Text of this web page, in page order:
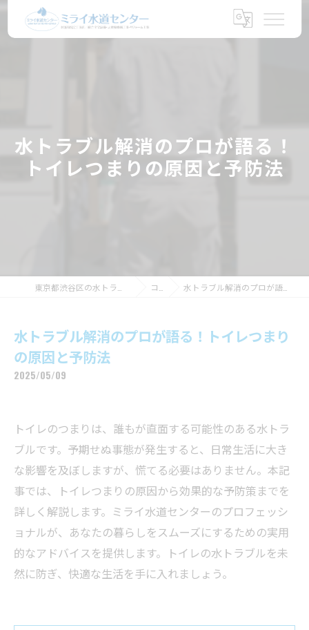
水トラブル解消のプロが語る！
トイレつまりの原因と予防法
コラム 水トラブル解消のプロが語る！トイレつまりの原因と予防法
水トラブル解消のプロが語る！トイレつまり
の原因と予防法
2025/05/09
トイレのつまりは、誰もが直面する可能性のある水トラ
ブルです。予期せぬ事態が発生すると、日常生活に大き
な影響を及ぼしますが、慌てる必要はありません。本記
事では、トイレつまりの原因から効果的な予防策までを
詳しく解説します。ミライ水道センターのプロフェッシ
ョナルが、あなたの暮らしをスムーズにするための実用
的なアドバイスを提供します。トイレの水トラブルを未
然に防ぎ、快適な生活を手に入れましょう。